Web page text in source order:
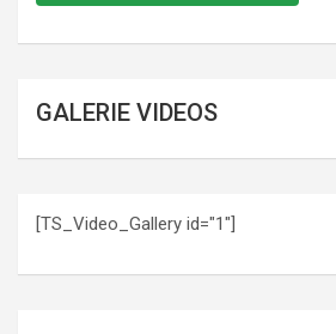
GALERIE VIDEOS
[TS_Video_Gallery id="1"]